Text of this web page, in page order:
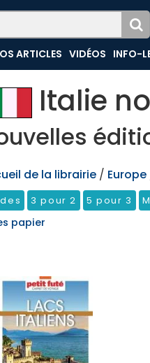
ARTICLES VIDÉOS INFO-
Italie
de la librairie / Europe
3 pour 2 5 pour 3
papier